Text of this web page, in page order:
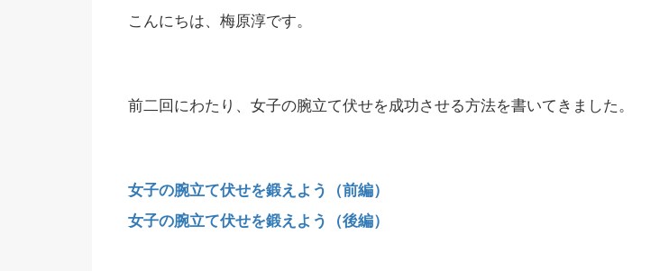
こんにちは、梅原淳です。
前二回にわたり、女子の腕立て伏せを成功させる方法を書いてきました。
女子の腕立て伏せを鍛えよう（前編）
女子の腕立て伏せを鍛えよう（後編）